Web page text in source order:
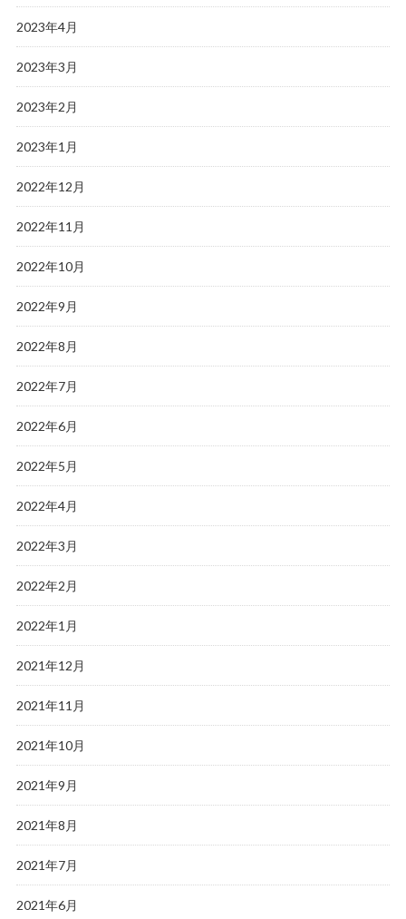
2023年4月
2023年3月
2023年2月
2023年1月
2022年12月
2022年11月
2022年10月
2022年9月
2022年8月
2022年7月
2022年6月
2022年5月
2022年4月
2022年3月
2022年2月
2022年1月
2021年12月
2021年11月
2021年10月
2021年9月
2021年8月
2021年7月
2021年6月